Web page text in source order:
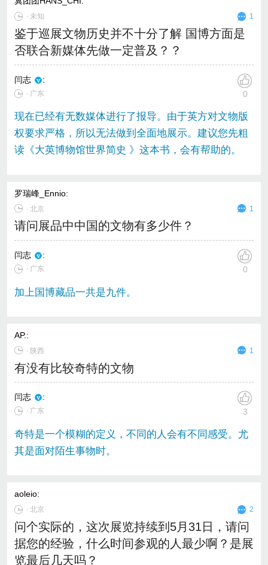
∙ 未知 1
鉴于巡展文物历史并不十分了解 国博方面是
否联合新媒体先做一定普及？？
闫志 :
∙ 广东 0
现在已经有无数媒体进行了报导。由于英方对文物版
权要求严格，所以无法做到全面地展示。建议您先粗
读《大英博物馆世界简史 》这本书，会有帮助的。
罗瑞峰_Ennio:
∙ 北京 1
请问展品中中国的文物有多少件？
闫志 :
∙ 广东 0
加上国博藏品一共是九件。
AP.:
∙ 陕西 1
有没有比较奇特的文物
闫志 :
∙ 广东 3
奇特是一个模糊的定义，不同的人会有不同感受。尤
其是面对陌生事物时。
aoleio:
∙北京 2
问个实际的，这次展览持续到5月31日，请问
据您的经验，什么时间参观的人最少啊？是展
览最后几天吗？